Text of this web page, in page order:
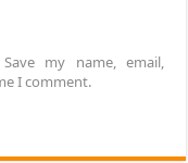
Save my name, email,
I comment.